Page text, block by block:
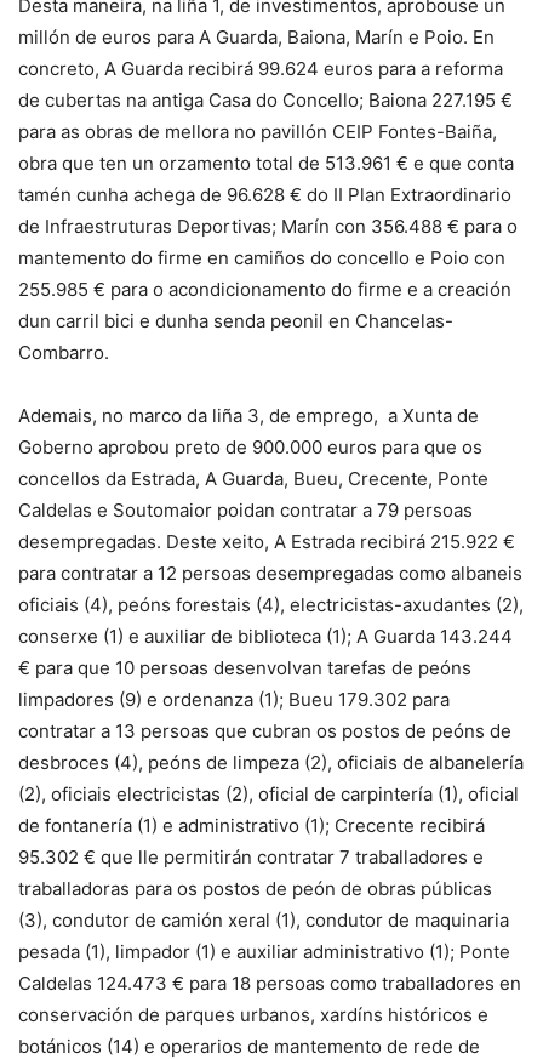
Desta maneira, na liña 1, de investimentos, aprobouse un
millón de euros para A Guarda, Baiona, Marín e Poio. En
concreto, A Guarda recibirá 99.624 euros para a reforma
de cubertas na antiga Casa do Concello; Baiona 227.195 €
para as obras de mellora no pavillón CEIP Fontes-Baiña,
obra que ten un orzamento total de 513.961 € e que conta
tamén cunha achega de 96.628 € do II Plan Extraordinario
de Infraestruturas Deportivas; Marín con 356.488 € para o
mantemento do firme en camiños do concello e Poio con
255.985 € para o acondicionamento do firme e a creación
dun carril bici e dunha senda peonil en Chancelas-
Combarro.
Ademais, no marco da liña 3, de emprego, a Xunta de
Goberno aprobou preto de 900.000 euros para que os
concellos da Estrada, A Guarda, Bueu, Crecente, Ponte
Caldelas e Soutomaior poidan contratar a 79 persoas
desempregadas. Deste xeito, A Estrada recibirá 215.922 €
para contratar a 12 persoas desempregadas como albaneis
oficiais (4), peóns forestais (4), electricistas-axudantes (2),
conserxe (1) e auxiliar de biblioteca (1); A Guarda 143.244
€ para que 10 persoas desenvolvan tarefas de peóns
limpadores (9) e ordenanza (1); Bueu 179.302 para
contratar a 13 persoas que cubran os postos de peóns de
desbroces (4), peóns de limpeza (2), oficiais de albanelería
(2), oficiais electricistas (2), oficial de carpintería (1), oficial
de fontanería (1) e administrativo (1); Crecente recibirá
95.302 € que lle permitirán contratar 7 traballadores e
traballadoras para os postos de peón de obras públicas
(3), condutor de camión xeral (1), condutor de maquinaria
pesada (1), limpador (1) e auxiliar administrativo (1); Ponte
Caldelas 124.473 € para 18 persoas como traballadores en
conservación de parques urbanos, xardíns históricos e
botánicos (14) e operarios de mantemento de rede de